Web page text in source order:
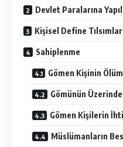
Devlet Paralarına
Kişisel Define
Sahiplenme
Gömen Kişinin
Gömünün
Gömen Kişilerin
Müslümanların